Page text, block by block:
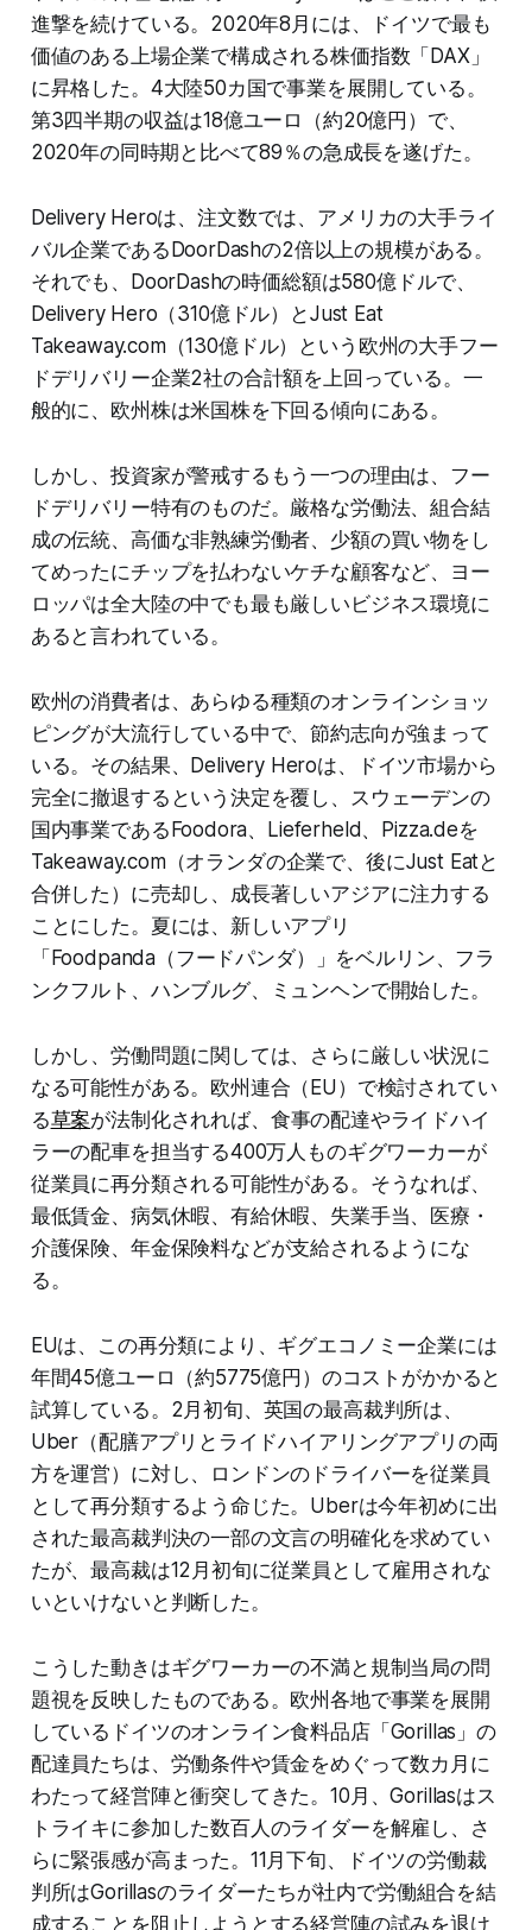
進撃を続けている。2020年8月には、ドイツで最も
価値のある上場企業で構成される株価指数「DAX」
に昇格した。4大陸50カ国で事業を展開している。
第3四半期の収益は18億ユーロ（約20億円）で、
2020年の同時期と比べて89％の急成長を遂げた。
Delivery Heroは、注文数では、アメリカの大手ライ
バル企業であるDoorDashの2倍以上の規模がある。
それでも、DoorDashの時価総額は580億ドルで、
Delivery Hero（310億ドル）とJust Eat
Takeaway.com（130億ドル）という欧州の大手フー
ドデリバリー企業2社の合計額を上回っている。一
般的に、欧州株は米国株を下回る傾向にある。
しかし、投資家が警戒するもう一つの理由は、フー
ドデリバリー特有のものだ。厳格な労働法、組合結
成の伝統、高価な非熟練労働者、少額の買い物をし
てめったにチップを払わないケチな顧客など、ヨー
ロッパは全大陸の中でも最も厳しいビジネス環境に
あると言われている。
欧州の消費者は、あらゆる種類のオンラインショッ
ピングが大流行している中で、節約志向が強まって
いる。その結果、Delivery Heroは、ドイツ市場から
完全に撤退するという決定を覆し、スウェーデンの
国内事業であるFoodora、Lieferheld、Pizza.deを
Takeaway.com（オランダの企業で、後にJust Eatと
合併した）に売却し、成長著しいアジアに注力する
ことにした。夏には、新しいアプリ
「Foodpanda（フードパンダ）」をベルリン、フラ
ンクフルト、ハンブルグ、ミュンヘンで開始した。
しかし、労働問題に関しては、さらに厳しい状況に
なる可能性がある。欧州連合（EU）で検討されてい
る草案が法制化されれば、食事の配達やライドハイ
ラーの配車を担当する400万人ものギグワーカーが
従業員に再分類される可能性がある。そうなれば、
最低賃金、病気休暇、有給休暇、失業手当、医療・
介護保険、年金保険料などが支給されるようにな
る。
EUは、この再分類により、ギグエコノミー企業には
年間45億ユーロ（約5775億円）のコストがかかると
試算している。2月初旬、英国の最高裁判所は、
Uber（配膳アプリとライドハイアリングアプリの両
方を運営）に対し、ロンドンのドライバーを従業員
として再分類するよう命じた。Uberは今年初めに出
された最高裁判決の一部の文言の明確化を求めてい
たが、最高裁は12月初旬に従業員として雇用されな
いといけないと判断した。
こうした動きはギグワーカーの不満と規制当局の問
題視を反映したものである。欧州各地で事業を展開
しているドイツのオンライン食料品店「Gorillas」の
配達員たちは、労働条件や賃金をめぐって数カ月に
わたって経営陣と衝突してきた。10月、Gorillasはス
トライキに参加した数百人のライダーを解雇し、さ
らに緊張感が高まった。11月下旬、ドイツの労働裁
判所はGorillasのライダーたちが社内で労働組合を結
成することを阻止しようとする経営陣の試みを退け